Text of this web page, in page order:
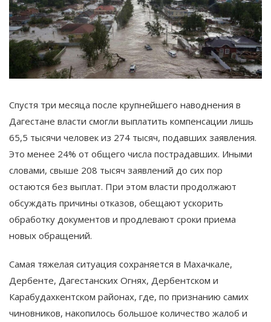
Спустя три месяца после крупнейшего наводнения в
Дагестане власти смогли выплатить компенсации лишь
65,5 тысячи человек из 274 тысяч, подавших заявления.
Это менее 24% от общего числа пострадавших. Иными
словами, свыше 208 тысяч заявлений до сих пор
остаются без выплат. При этом власти продолжают
обсуждать причины отказов, обещают ускорить
обработку документов и продлевают сроки приема
новых обращений.
Самая тяжелая ситуация сохраняется в Махачкале,
Дербенте, Дагестанских Огнях, Дербентском и
Карабудахкентском районах, где, по признанию самих
чиновников, накопилось большое количество жалоб и